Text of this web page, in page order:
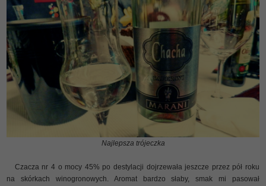
Najlepsza trójeczka
Czacza nr 4 o mocy 45% po destylacji dojrzewała jeszcze przez pół roku
na skórkach winogronowych. Aromat bardzo słaby, smak mi pasował